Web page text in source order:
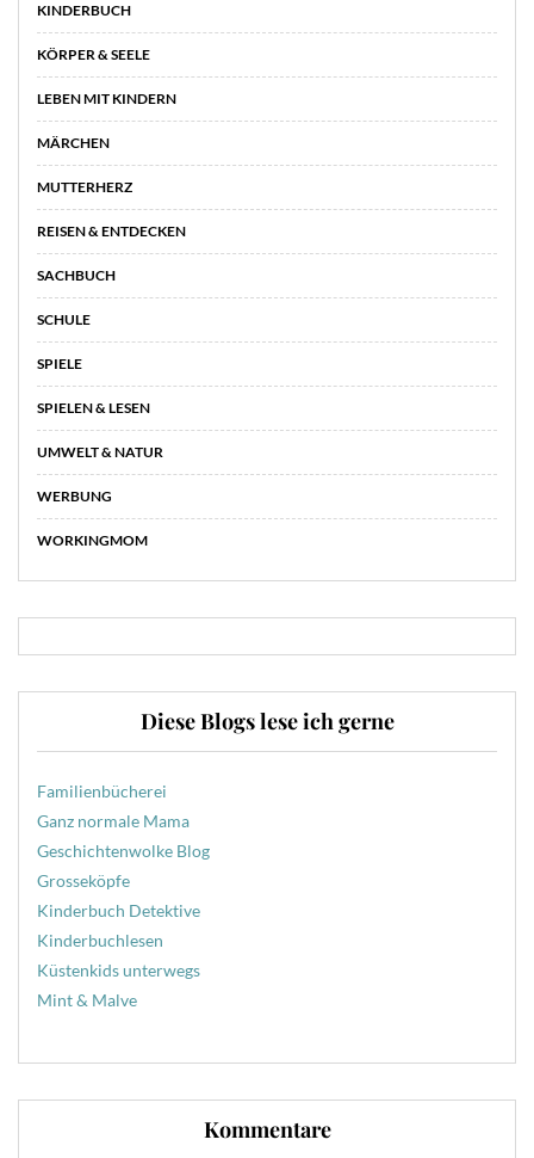
KINDERBUCH
KÖRPER & SEELE
LEBEN MIT KINDERN
MÄRCHEN
MUTTERHERZ
REISEN & ENTDECKEN
SACHBUCH
SCHULE
SPIELE
SPIELEN & LESEN
UMWELT & NATUR
WERBUNG
WORKINGMOM
Diese Blogs lese ich gerne
Familienbücherei
Ganz normale Mama
Geschichtenwolke Blog
Grosseköpfe
Kinderbuch Detektive
Kinderbuchlesen
Küstenkids unterwegs
Mint & Malve
Kommentare